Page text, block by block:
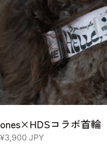
ございます。毎日のお散歩の量
たいなど、体型を今後どうして
いくので日々愛犬の身体を観察
分値 100gパック内（季節によ
ますが具材がおよそ50g、スー
ましては、無投薬飼育の若鶏の
1パックにつき35グラム使用し
ー】エネルギー75タンパク質
7.27g【有機さつまいもメニュ
0.64g炭水化物7.91g糖質6.8g●
ー83.5タンパク質8.53g脂質
物7.98g糖質6.93g
ones×HDSコラボ首輪
¥3,900 JPY